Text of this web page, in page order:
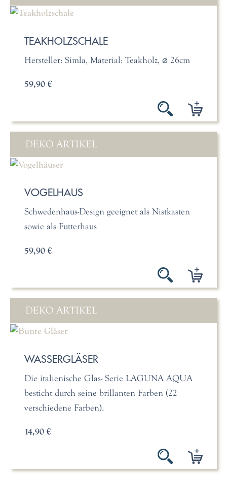
TEAKHOLZSCHALE
Hersteller: Simla, Material: Teakholz, ⌀ 26cm
59,90 €
DEKO ARTIKEL
VOGELHAUS
Schwedenhaus-Design geeignet als Nistkasten
sowie als Futterhaus
59,90 €
DEKO ARTIKEL
WASSERGLÄSER
Die italienische Glas- Serie LAGUNA AQUA
besticht durch seine brillanten Farben (22
verschiedene Farben).
14,90 €